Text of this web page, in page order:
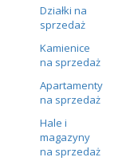
Działki na
sprzedaż
Kamienice
na sprzedaż
Apartamenty
na sprzedaż
Hale i
magazyny
na sprzedaż